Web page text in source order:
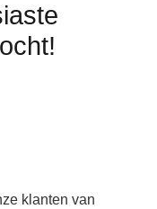
klanten van